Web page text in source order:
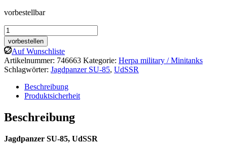
vorbestellbar
Herpa
Military:
Jagdpanzer
SU-
85,
UdSSR
Menge
vorbestellen
Auf Wunschliste
Artikelnummer: 746663 Kategorie: Herpa military / Minitanks
Schlagwörter: Jagdpanzer SU-85, UdSSR
Beschreibung
Produktsicherheit
Beschreibung
Jagdpanzer SU-85, UdSSR